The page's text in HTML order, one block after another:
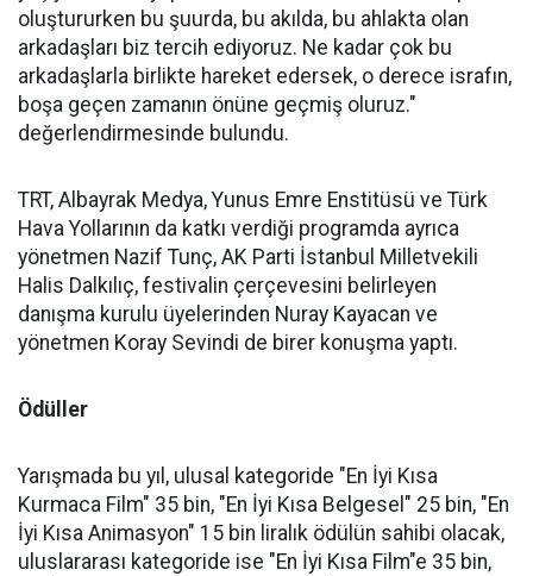
oluştururken bu şuurda, bu akılda, bu ahlakta olan
arkadaşları biz tercih ediyoruz. Ne kadar çok bu
arkadaşlarla birlikte hareket edersek, o derece israfın,
boşa geçen zamanın önüne geçmiş oluruz."
değerlendirmesinde bulundu.
TRT, Albayrak Medya, Yunus Emre Enstitüsü ve Türk
Hava Yollarının da katkı verdiği programda ayrıca
yönetmen Nazif Tunç, AK Parti İstanbul Milletvekili
Halis Dalkılıç, festivalin çerçevesini belirleyen
danışma kurulu üyelerinden Nuray Kayacan ve
yönetmen Koray Sevindi de birer konuşma yaptı.
Ödüller
Yarışmada bu yıl, ulusal kategoride "En İyi Kısa
Kurmaca Film" 35 bin, "En İyi Kısa Belgesel" 25 bin, "En
İyi Kısa Animasyon" 15 bin liralık ödülün sahibi olacak,
uluslararası kategoride ise "En İyi Kısa Film"e 35 bin,